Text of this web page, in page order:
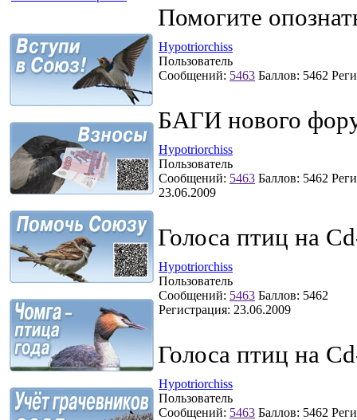
Помогите
Hypotriorchiss
Пользователь
Сообщений: 5463 Баллов: 5462
БАГИ нового
Hypotriorchiss
Пользователь
Сообщений: 5463 Баллов: 5462
23.06.2009
Голоса птиц на
Hypotriorchiss
Пользователь
Сообщений: 5463 Баллов: 5462
Регистрация: 23.06.2009
Голоса птиц на
Hypotriorchiss
Пользователь
Сообщений: 5463 Баллов: 5462